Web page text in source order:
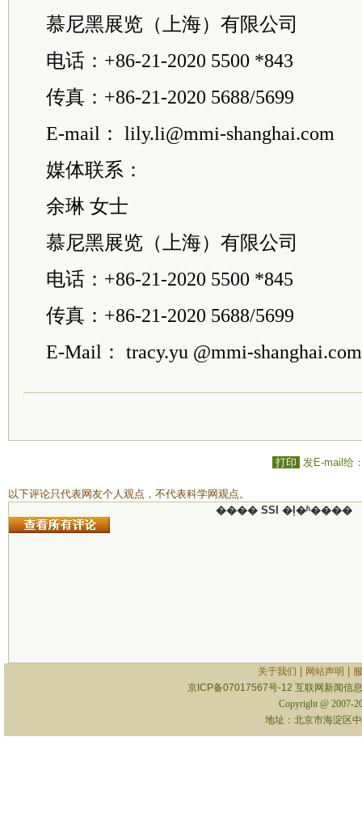
慕尼黑展览（上海）有限公司
电话：+86-21-2020 5500 *843
传真：+86-21-2020 5688/5699
E-mail： lily.li@mmi-shanghai.com
媒体联系：
余琳 女士
慕尼黑展览（上海）有限公司
电话：+86-21-2020 5500 *845
传真：+86-21-2020 5688/5699
E-Mail： tracy.yu @mmi-shanghai.com
打印 发E-mail给
以下评论只代表网友个人观点，不代表科学网观点。
���� SSI �ļ�ʱ����
关于我们 网站声明
京ICP备07017567号-12 互联网新闻信
Copyright @ 2007-
地址：北京市海淀区